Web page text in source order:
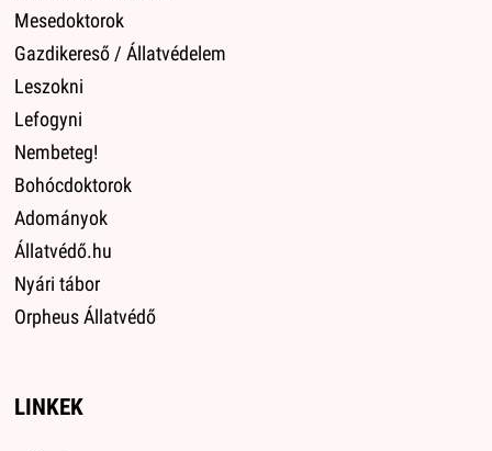
Mesedoktorok
Gazdikereső / Állatvédelem
Leszokni
Lefogyni
Nembeteg!
Bohócdoktorok
Adományok
Állatvédő.hu
Nyári tábor
Orpheus Állatvédő
LINKEK